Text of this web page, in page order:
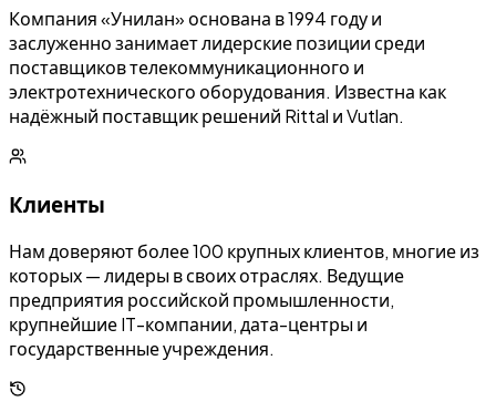
Компания «Унилан» основана в 1994 году и
заслуженно занимает лидерские позиции среди
поставщиков телекоммуникационного и
электротехнического оборудования. Известна как
надёжный поставщик решений Rittal и Vutlan.
Клиенты
Нам доверяют более 100 крупных клиентов, многие из
которых — лидеры в своих отраслях. Ведущие
предприятия российской промышленности,
крупнейшие IT-компании, дата-центры и
государственные учреждения.